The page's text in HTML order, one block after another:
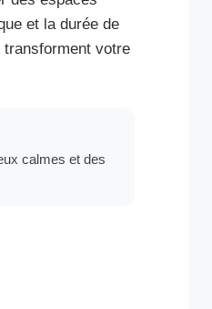
et la durée de
votre
calmes et des